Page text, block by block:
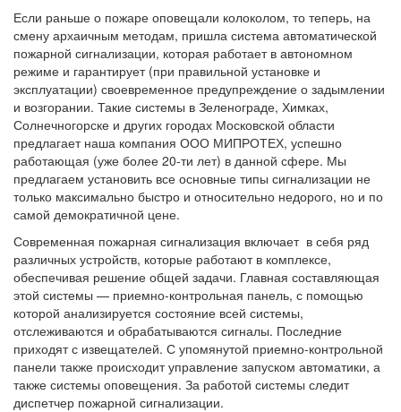
Если раньше о пожаре оповещали колоколом, то теперь, на
смену архаичным методам, пришла система автоматической
пожарной сигнализации, которая работает в автономном
режиме и гарантирует (при правильной установке и
эксплуатации) своевременное предупреждение о задымлении
и возгорании. Такие системы в Зеленограде, Химках,
Солнечногорске и других городах Московской области
предлагает наша компания ООО МИПРОТЕХ, успешно
работающая (уже более 20-ти лет) в данной сфере. Мы
предлагаем установить все основные типы сигнализации не
только максимально быстро и относительно недорого, но и по
самой демократичной цене.
Современная пожарная сигнализация включает в себя ряд
различных устройств, которые работают в комплексе,
обеспечивая решение общей задачи. Главная составляющая
этой системы — приемно-контрольная панель, с помощью
которой анализируется состояние всей системы,
отслеживаются и обрабатываются сигналы. Последние
приходят с извещателей. С упомянутой приемно-контрольной
панели также происходит управление запуском автоматики, а
также системы оповещения. За работой системы следит
диспетчер пожарной сигнализации.